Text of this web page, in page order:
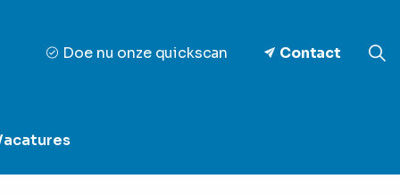
Doe nu onze quickscan Contact